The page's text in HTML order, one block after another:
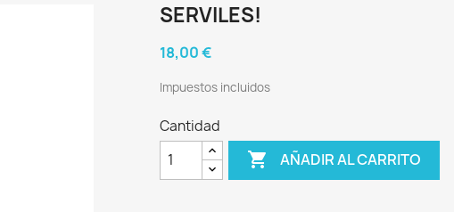
SERVILES!
18,00 €
Impuestos incluidos
Cantidad
 AÑADIR AL CARRITO